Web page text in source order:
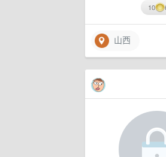
10
山西